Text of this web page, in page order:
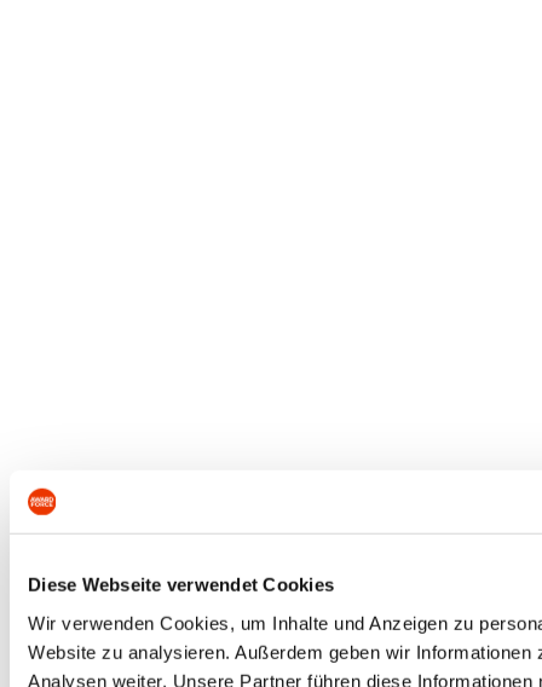
Diese Webseite verwendet Cookies
Wir verwenden Cookies, um Inhalte und Anzeigen zu
Website zu analysieren. Außerdem geben wir
Analysen weiter. Unsere Partner führen diese